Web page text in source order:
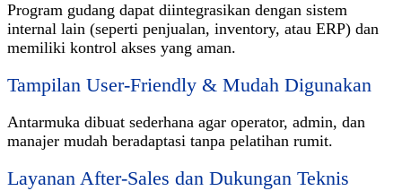
Program gudang dapat diintegrasikan dengan sistem
internal lain (seperti penjualan, inventory, atau ERP) dan
memiliki kontrol akses yang aman.
Tampilan User-Friendly & Mudah Digunakan
Antarmuka dibuat sederhana agar operator, admin, dan
manajer mudah beradaptasi tanpa pelatihan rumit.
Layanan After-Sales dan Dukungan Teknis